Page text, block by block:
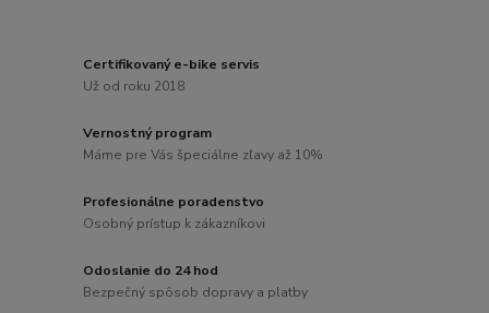
Certifikovaný e-bike servis
Už od roku 2018
Vernostný program
Máme pre Vás špeciálne zľavy až 10%
Profesionálne poradenstvo
Osobný prístup k zákazníkovi
Odoslanie do 24 hod
Bezpečný spôsob dopravy a platby